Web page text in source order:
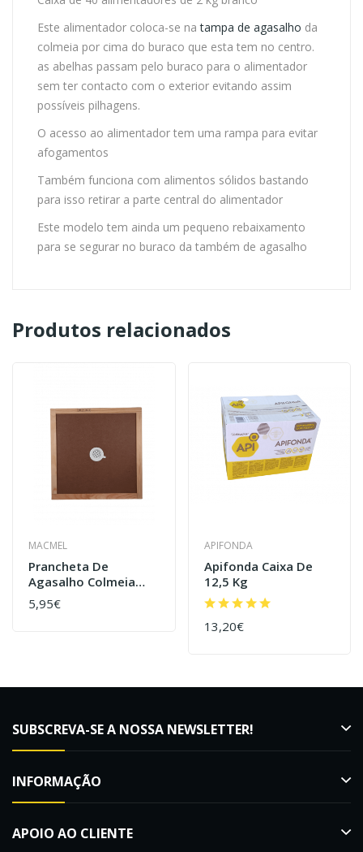
Este alimentador coloca-se natampa de agasalho da
colmeia por cima do buraco que esta tem no centro.
as abelhas passam pelo buraco para o alimentador
sem ter contacto com o exterior evitando assim
possíveis pilhagens.
O acesso ao alimentador tem uma rampa para evitar
afogamentos
Também funciona com alimentos sólidos bastando
para isso retirar a parte central do alimentador
Este modelo tem ainda um pequeno rebaixamento
para se segurar no buraco da também de agasalho
Produtos relacionados
MACMEL
Prancheta De
Agasalho Colmeia
Lusitana / Reversível
5,95€
APIFONDA
Apifonda Caixa De
12,5 Kg
13,20€
SUBSCREVA-SE A NOSSA NEWSLETTER!
INFORMAÇÃO
APOIO AO CLIENTE